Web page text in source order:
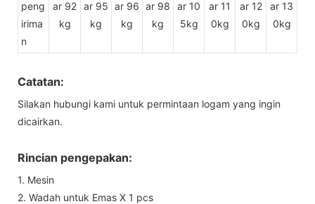
peng
irima
n
ar 92
kg
ar 95
kg
ar 96
kg
ar 98
kg
ar 10
5kg
ar 11
0kg
ar 12
0kg
ar 13
0kg
Catatan:
Silakan hubungi kami untuk permintaan logam yang ingin
dicairkan.
Rincian pengepakan:
1. Mesin
2. Wadah untuk Emas X 1 pcs